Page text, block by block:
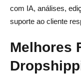
com IA, análises,
suporte ao cliente
Melhores